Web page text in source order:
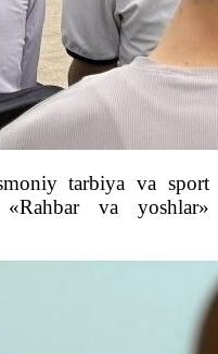
tarbiya va sport
va yoshlar»